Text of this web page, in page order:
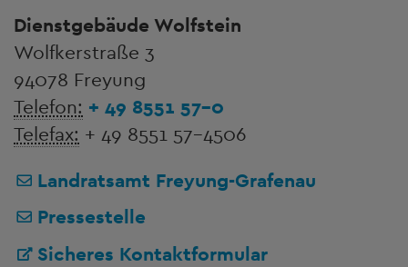
Dienstgebäude Wolfstein
Wolfkerstraße 3
94078 Freyung
Telefon: + 49 8551 57-0
Telefax: + 49 8551 57-4506
Landratsamt Freyung-Grafenau
Pressestelle
Sicheres Kontaktformular